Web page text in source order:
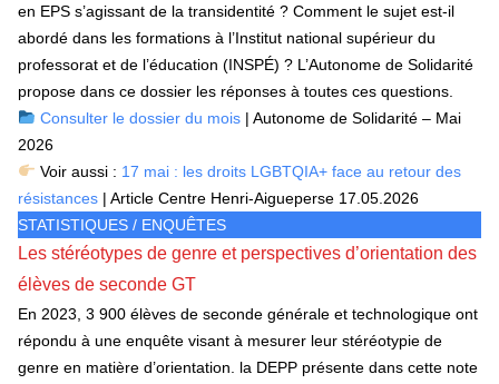
en EPS s’agissant de la transidentité ? Comment le sujet est-il
abordé dans les formations à l’Institut national supérieur du
professorat et de l’éducation (INSPÉ) ? L’Autonome de Solidarité
propose dans ce dossier les réponses à toutes ces questions.
Consulter le dossier du mois| Autonome de Solidarité – Mai
2026
Voir aussi : 17 mai : les droits LGBTQIA+ face au retour des
résistances | Article Centre Henri-Aigueperse 17.05.2026
STATISTIQUES / ENQUÊTES
Les stéréotypes de genre et perspectives d’orientation des
élèves de seconde GT
En 2023, 3 900 élèves de seconde générale et technologique ont
répondu à une enquête visant à mesurer leur stéréotypie de
genre en matière d’orientation. la DEPP présente dans cette note